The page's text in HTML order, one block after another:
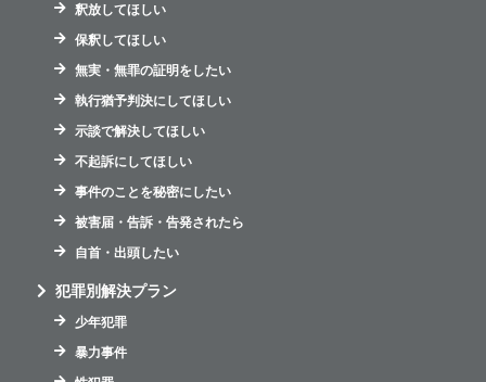
釈放してほしい
保釈してほしい
無実・無罪の証明をしたい
執行猶予判決にしてほしい
示談で解決してほしい
不起訴にしてほしい
事件のことを秘密にしたい
被害届・告訴・告発されたら
自首・出頭したい
犯罪別解決プラン
少年犯罪
暴力事件